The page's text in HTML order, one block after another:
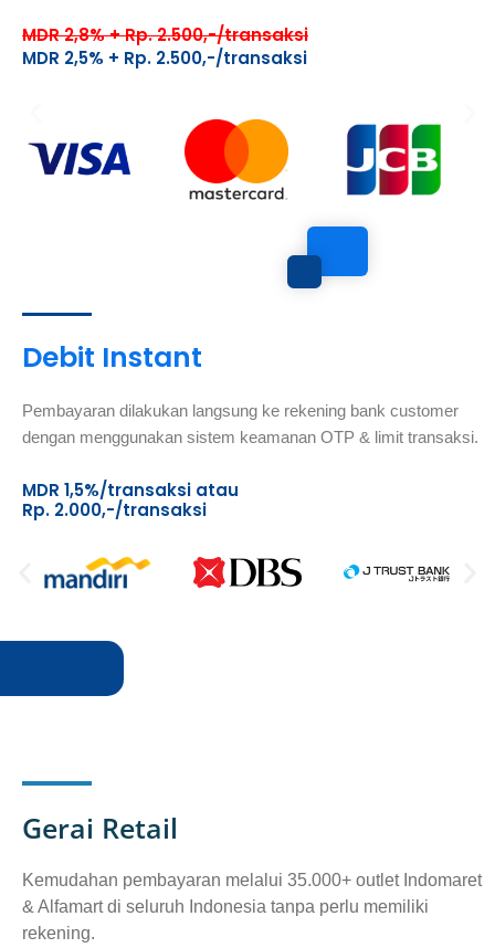
MDR 2,8% + Rp. 2.500,-/transaksi
MDR 2,5% + Rp. 2.500,-/transaksi
Debit Instant
Pembayaran dilakukan langsung ke rekening bank customer
dengan menggunakan sistem keamanan OTP & limit transaksi.
MDR 1,5%/transaksi atau
Rp. 2.000,-/transaksi
Gerai Retail
Kemudahan pembayaran melalui 35.000+ outlet Indomaret
& Alfamart di seluruh Indonesia tanpa perlu memiliki
rekening.